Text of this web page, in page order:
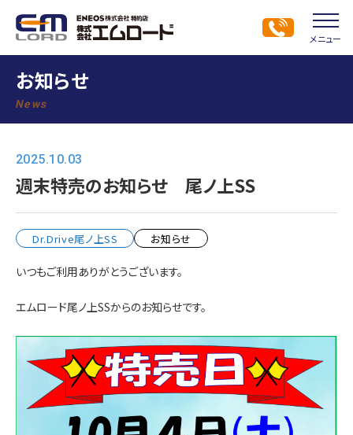
メニュー
お知らせ
News
2025.10.03
週末特売のお知らせ 尾ノ上SS
Dr.Drive尾ノ上SS お知らせ
いつもご利用ありがとうございます。
エムロード尾ノ上SSからのお知らせです。